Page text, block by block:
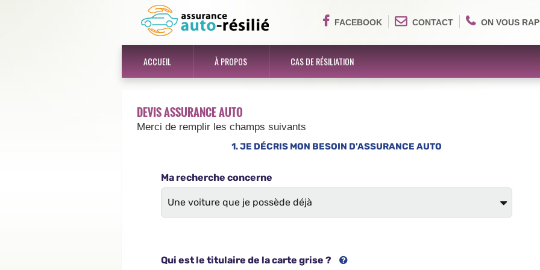
FACEBOOK CONTACT ON VOUS
ACCUEIL À PROPOS CAS DE RÉSILIATION
DEVIS ASSURANCE AUTO
Merci de remplir les champs suivants